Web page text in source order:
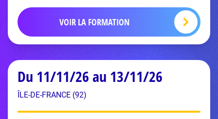
VOIR LA FORMATION
Du 11/11/26 au 13/11/26
ÎLE-DE-FRANCE (92)